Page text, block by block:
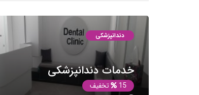
دندانپزشکی
خدمات دندانپزشکی
15
تخفیف